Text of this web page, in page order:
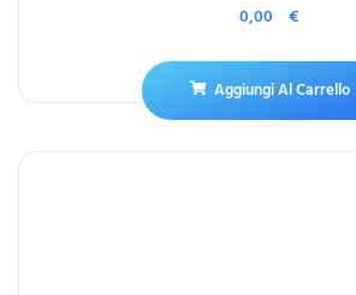
0,00 €
Aggiungi Al Carrello